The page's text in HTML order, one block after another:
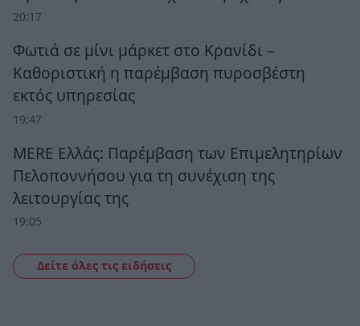
20:17
Φωτιά σε μίνι μάρκετ στο Κρανίδι –
Καθοριστική η παρέμβαση πυροσβέστη
εκτός υπηρεσίας
19:47
MERE Ελλάς: Παρέμβαση των Επιμελητηρίων
Πελοποννήσου για τη συνέχιση της
λειτουργίας της
19:05
Δείτε όλες τις ειδήσεις